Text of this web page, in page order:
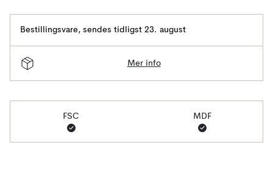
Bestillingsvare, sendes tidligst 23. august
Mer info
FSC MDF